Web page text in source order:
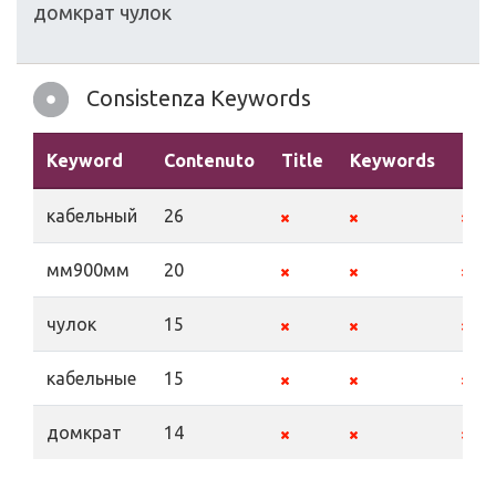
домкрат чулок
Consistenza Keywords
Keyword Contenuto Title Keywords
кабельный 26
мм900мм 20
чулок 15
кабельные 15
домкрат 14